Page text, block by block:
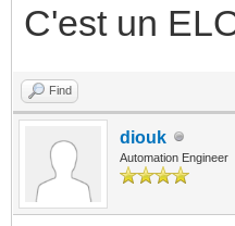
C'est un
Find
diouk
Automation Engineer